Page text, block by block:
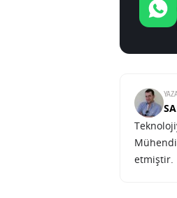
etmiştir.